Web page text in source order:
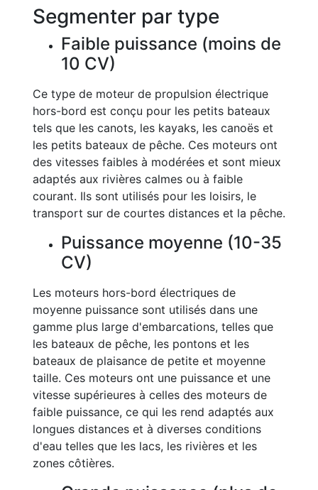
Segmenter par type
Faible puissance (moins de
10 CV)
Ce type de moteur de propulsion électrique
hors-bord est conçu pour les petits bateaux
tels que les canots, les kayaks, les canoës et
les petits bateaux de pêche. Ces moteurs ont
des vitesses faibles à modérées et sont mieux
adaptés aux rivières calmes ou à faible
courant. Ils sont utilisés pour les loisirs, le
transport sur de courtes distances et la pêche.
Puissance moyenne (10-35
CV)
Les moteurs hors-bord électriques de
moyenne puissance sont utilisés dans une
gamme plus large d'embarcations, telles que
les bateaux de pêche, les pontons et les
bateaux de plaisance de petite et moyenne
taille. Ces moteurs ont une puissance et une
vitesse supérieures à celles des moteurs de
faible puissance, ce qui les rend adaptés aux
longues distances et à diverses conditions
d'eau telles que les lacs, les rivières et les
zones côtières.